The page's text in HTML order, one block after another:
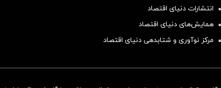
انتشارات دنیای اقتصاد
همایش‌های دنیای اقتصاد
مرکز نوآوری و شتابدهی دنیای اقتصاد